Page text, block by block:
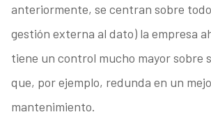
anteriormente, se centran sobre
gestión externa al dato) la empresa
tiene un control mucho mayor sobre
que, por ejemplo, redunda en un
mantenimiento.